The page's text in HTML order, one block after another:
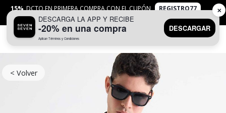
15% DCTO EN PRIMERA COMPRA CON EL CUPÓN
REGISTRO77
APLICANTYC
< Volver
DESCARGA LA APP Y RECIBE
-20% en una compra
Aplican Términos y Condiciones
DESCARGAR
✕